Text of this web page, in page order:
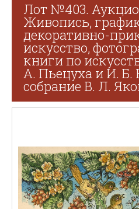
Лот №403.
Живопись,
декоративно-
искусство,
книги по
А. Пьецуха и И.
собрание В. Л.